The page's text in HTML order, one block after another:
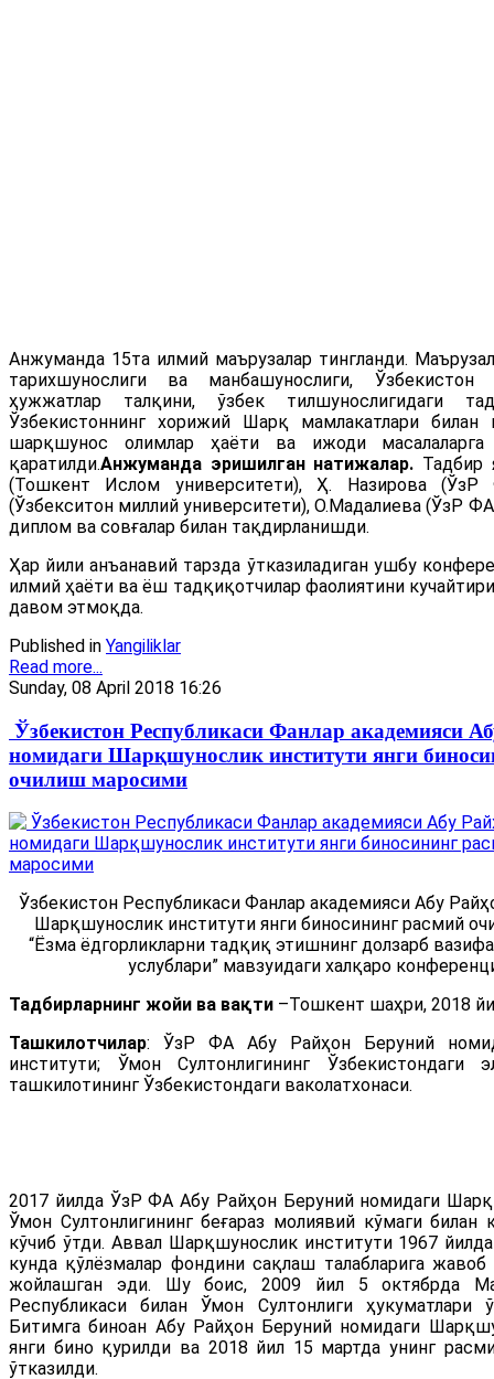
Анжуманда 15та илмий маърузалар тингланди.
тарихшунослиги ва манбашунослиги, Ўзбекистон
ҳужжатлар талқини, ўзбек тилшунослигидаги
Ўзбекистоннинг хорижий Шарқ мамлакатлари билан
шарқшунос олимлар ҳаёти ва ижоди
қаратилди.Анжуманда эришилган натижалар. Тадбир
(Тошкент Ислом университети), Ҳ. Назирова
(Ўзбекситон миллий университети), О.Мадалиева (ЎзР
диплом ва совғалар билан тақдирланишди.
Ҳар йили анъанавий тарзда ўтказиладиган ушбу
илмий ҳаёти ва ёш тадқиқотчилар фаолиятини
давом этмоқда.
Published in Yangiliklar
Read more...
Sunday, 08 April 2018 16:26
Ўзбекистон Республикаси Фанлар академияси
номидаги Шарқшунослик институти янги
очилиш маросими
Ўзбекистон Республикаси Фанлар академияси Абу
Шарқшунослик институти янги биносининг расмий
“Ёзма ёдгорликларни тадқиқ этишнинг долзарб
услублари” мавзуидаги халқаро
Тадбирларнинг жойи ва вақти –Тошкент шаҳри, 2018
Ташкилотчилар: ЎзР ФА Абу Райҳон Беруний
институти; Ўмон Султонлигининг Ўзбекистондаги
ташкилотининг Ўзбекистондаги ваколатхонаси.
2017 йилда ЎзР ФА Абу Райҳон Беруний номидаги
Ўмон Султонлигининг беғараз молиявий кўмаги билан
кўчиб ўтди. Аввал Шарқшунослик институти 1967 йилда
кунда қўлёзмалар фондини сақлаш талабларига жавоб
жойлашган эди. Шу боис, 2009 йил 5 октябрда
Республикаси билан Ўмон Султонлиги ҳукуматлари
Битимга биноан Абу Райҳон Беруний номидаги
янги бино қурилди ва 2018 йил 15 мартда унинг
ўтказилди.